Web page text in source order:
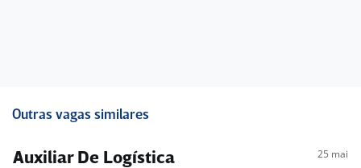
Outras vagas similares
Auxiliar De Logística 25 mai